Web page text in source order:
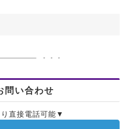
問い合わせ
直接電話可能▼